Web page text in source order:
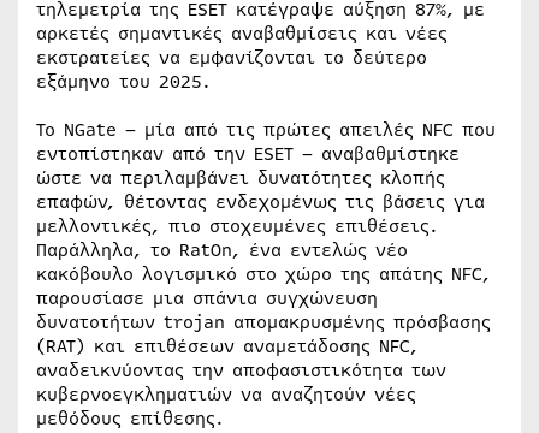
τηλεμετρία της ESET κατέγραψε αύξηση 87%, με
αρκετές σημαντικές αναβαθμίσεις και νέες
εκστρατείες να εμφανίζονται το δεύτερο
εξάμηνο του 2025.
Το NGate – μία από τις πρώτες απειλές NFC που
εντοπίστηκαν από την ESET – αναβαθμίστηκε
ώστε να περιλαμβάνει δυνατότητες κλοπής
επαφών, θέτοντας ενδεχομένως τις βάσεις για
μελλοντικές, πιο στοχευμένες επιθέσεις.
Παράλληλα, το RatOn, ένα εντελώς νέο
κακόβουλο λογισμικό στο χώρο της απάτης NFC,
παρουσίασε μια σπάνια συγχώνευση
δυνατοτήτων trojan απομακρυσμένης πρόσβασης
(RAT) και επιθέσεων αναμετάδοσης NFC,
αναδεικνύοντας την αποφασιστικότητα των
κυβερνοεγκληματιών να αναζητούν νέες
μεθόδους επίθεσης.